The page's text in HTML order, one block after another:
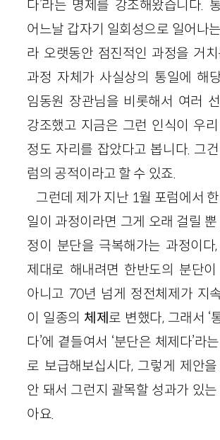
다’라는 명제를 강조해왔습니다.
어느날 갑자기 일회성으로 일어나
라 오랫동안 점진적인 과정을 거
과정 자체가 사실상의 통일에 해
임동원 장관님을 비롯해서 여러
강조했고 지금은 그런 인식이 우
정도 자리를 잡았다고 봅니다. 그
럼의 공적이라고 할 수 있죠.
그런데 제가 지난 1월 포럼에서
일이 과정이라면 그게 오래 걸릴
정이 분단을 극복해가는 과정이다
제대로 해내려면 한반도의 분단
아니고 70년 넘게 정전체제가 지
이 일종의 체제로 변했다, 그래서 ‘
다’에 곁들여서 ‘분단은 체제다’라
로 보급해보십시다, 그렇게 제안
안 돼서 그런지 괄목할 성과가 있
아요.